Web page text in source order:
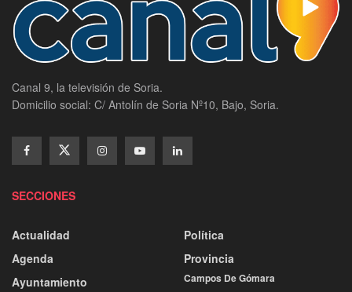
Canal 9, la televisión de Soria.
Domicilio social: C/ Antolín de Soria Nº10, Bajo, Soria.
SECCIONES
Actualidad
Agenda
Ayuntamiento
Política
Provincia
Campos De Gómara